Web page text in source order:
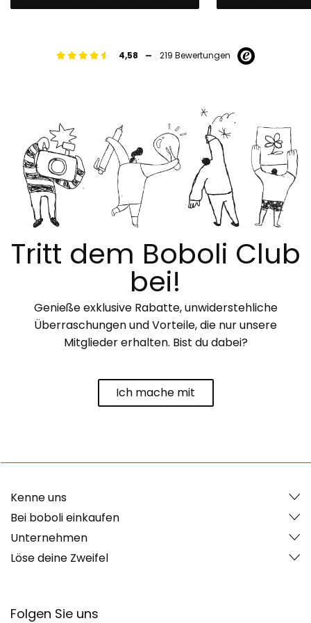
4,58 - 219 Bewertungen
Tritt dem Boboli Club
bei!
Genieße exklusive Rabatte, unwiderstehliche
Überraschungen und Vorteile, die nur unsere
Mitglieder erhalten. Bist du dabei?
Ich mache mit
Folgen Sie uns
Kenne uns
Bei boboli einkaufen
Unternehmen
Löse deine Zweifel